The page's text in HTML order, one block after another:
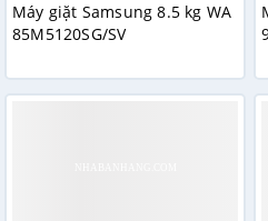
Máy giặt Samsung 8.5 kg WA
85M5120SG/SV